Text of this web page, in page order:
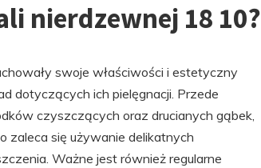
nierdzewnej 18 10?
swoje właściwości i estetyczny
dotyczących ich pielęgnacji. Przede
czyszczących oraz drucianych gąbek,
zaleca się używanie delikatnych
Ważne jest również regularne